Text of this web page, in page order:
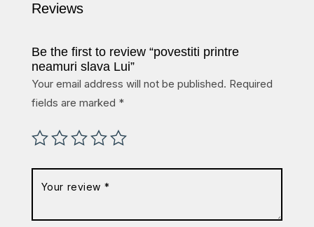
Reviews
Be the first to review “povestiti printre
neamuri slava Lui”
Your email address will not be published. Required
fields are marked *